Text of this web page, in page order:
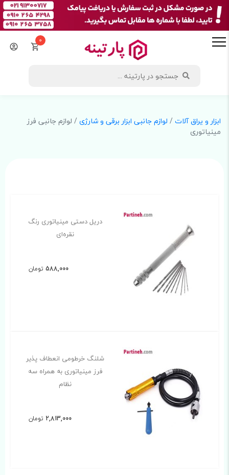
0
ابزار و یراق آلات/ لوازم جانبی ابزار برقی و شارژی/ لوازم جانبی فرز
مینیاتوری
دریل دستی مینیاتوری رنگ
نقره‌ای
588,000 تومان
شلنگ خرطومی انعطاف پذیر
فرز مینیاتوری به همراه سه
نظام
2,813,000 تومان